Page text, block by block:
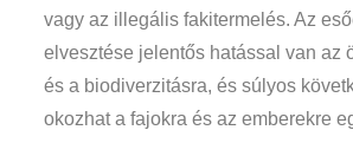
vagy az illegális fakitermelés. Az
elvesztése jelentős hatással van az
és a biodiverzitásra, és súlyos
okozhat a fajokra és az emberekre